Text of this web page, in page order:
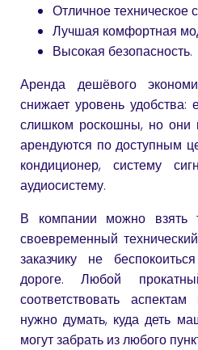
Отличное техническое
Лучшая комфортная
Высокая безопасность.
Аренда дешёвого
снижает уровень
слишком роскошны, но они
арендуются по доступным
кондиционер, систему
аудиосистему.
В компании можно взять
своевременный
заказчику не
дороге. Любой
соответствовать
нужно думать, куда деть
могут забрать из любого